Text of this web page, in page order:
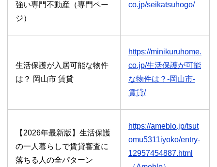
強い専門不動産（専門ペー
ジ）
co.jp/seikatsuhogo/
生活保護が入居可能な物件
は？ 岡山市 賃貸
https://minikuruhome.
co.jp/生活保護が可能
な物件は？-岡山市-
賃貸/
【2026年最新版】生活保護
の一人暮らしで賃貸審査に
落ちる人の全パターン
https://ameblo.jp/tsut
omu5311iyoko/entry-
12957454887.html